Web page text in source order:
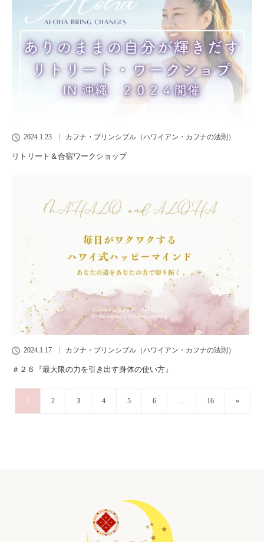
2024.1.23 カフナ・プリンシプル（ハワイアン・カフナの法則）
リトリート＆合宿ワークショップ
2024.1.17 カフナ・プリンシプル（ハワイアン・カフナの法則）
＃２６『最大限の力を引き出す身体の使い方』
1 2 3 4 5 6 … 16 »